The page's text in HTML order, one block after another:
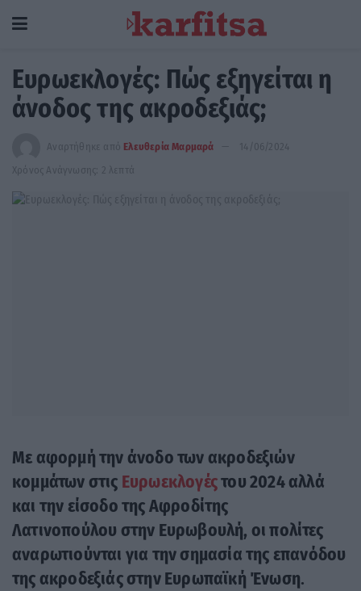
Ευρωεκλογές: Πώς εξηγείται η
άνοδος της ακροδεξιάς;
Αναρτήθηκε από Ελευθερία Μαρμαρά
14/06/2024
Χρόνος Ανάγνωσης: 2 λεπτά
Με αφορμήτην άνοδο των ακροδεξιών
κομμάτων στις Ευρωεκλογέςτου 2024αλλά
και την είσοδο της Αφροδίτης
Λατινοπούλου στην Ευρωβουλή, οι πολίτες
αναρωτιούνται για την σημασία της επανόδου
της ακροδεξιάς στην Ευρωπαϊκή Ένωση.